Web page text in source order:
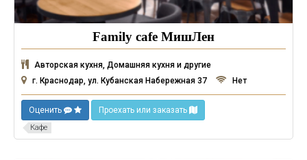
Family cafe МишЛен
Авторская кухня, Домашняя кухня и другие
г. Краснодар, ул. Кубанская Набережная 37
Нет
Оценить Проехать или заказать
Кафе